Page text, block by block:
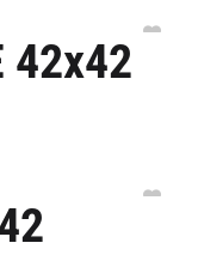
42x42